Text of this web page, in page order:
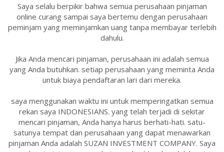
Saya selalu berpikir bahwa semua perusahaan pinjaman
online curang sampai saya bertemu dengan perusahaan
peminjam yang meminjamkan uang tanpa membayar terlebih
dahulu.
Jika Anda mencari pinjaman, perusahaan ini adalah semua
yang Anda butuhkan. setiap perusahaan yang meminta Anda
untuk biaya pendaftaran lari dari mereka.
saya menggunakan waktu ini untuk memperingatkan semua
rekan saya INDONESIANS. yang telah terjadi di sekitar
mencari pinjaman, Anda hanya harus berhati-hati. satu-
satunya tempat dan perusahaan yang dapat menawarkan
pinjaman Anda adalah SUZAN INVESTMENT COMPANY. Saya